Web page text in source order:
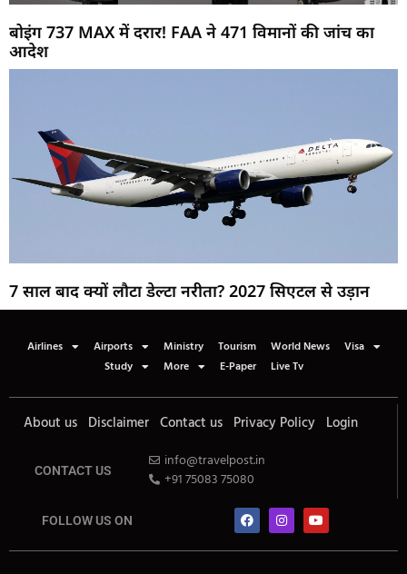
बोइंग 737 MAX में दरार! FAA ने 471 विमानों की जांच का
आदेश
7 साल बाद क्यों लौटा डेल्टा नरीता? 2027 सिएटल से उड़ान
Airlines Airports Ministry Tourism World News
Visa
Study
More E-Paper Live Tv
About us Disclaimer Contact us Privacy Policy Login
CONTACT US
info@travelpost.in
+91 75083 75080
FOLLOW US ON